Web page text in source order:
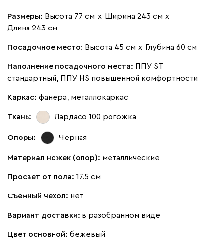
Размеры: Высота 77 см х Ширина 243 см х
Длина 243 см
Посадочное место: Высота 45 см х Глубина 60 см
Наполнение посадочного места: ППУ ST
стандартный, ППУ HS повышенной комфортности
Каркас: фанера, металлокаркас
Ткань: Лардасо 100 рогожка
Опоры: Черная
Материал ножек (опор): металлические
Просвет от пола: 17.5 см
Съемный чехол: нет
Вариант доставки: в разобранном виде
Цвет основной: бежевый